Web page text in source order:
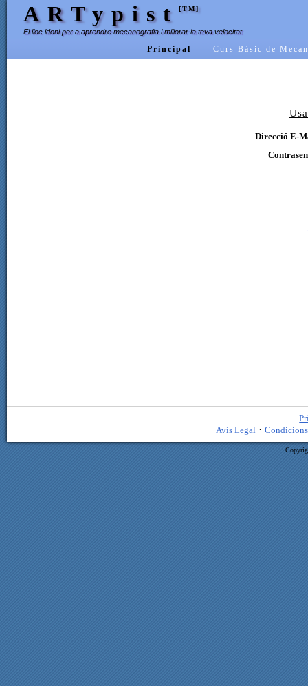
ARTypist [TM]
El lloc idoni per a aprendre mecanografia i millorar la teva velocitat
Principal Curs Bàsic de
Direcció E-
Avís Legal ·